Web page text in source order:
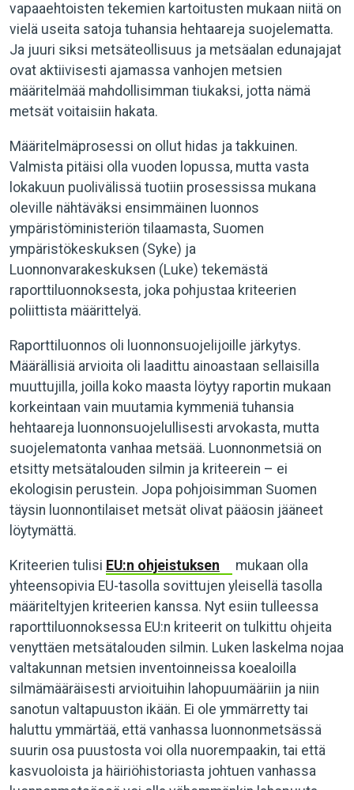
vapaaehtoisten tekemien kartoitusten mukaan niitä on
vielä useita satoja tuhansia hehtaareja suojelematta.
Ja juuri siksi metsäteollisuus ja metsäalan edunajajat
ovat aktiivisesti ajamassa vanhojen metsien
määritelmää mahdollisimman tiukaksi, jotta nämä
metsät voitaisiin hakata.
Määritelmäprosessi on ollut hidas ja takkuinen.
Valmista pitäisi olla vuoden lopussa, mutta vasta
lokakuun puolivälissä tuotiin prosessissa mukana
oleville nähtäväksi ensimmäinen luonnos
ympäristöministeriön tilaamasta, Suomen
ympäristökeskuksen (Syke) ja
Luonnonvarakeskuksen (Luke) tekemästä
raporttiluonnoksesta, joka pohjustaa kriteerien
poliittista määrittelyä.
Raporttiluonnos oli luonnonsuojelijoille järkytys.
Määrällisiä arvioita oli laadittu ainoastaan sellaisilla
muuttujilla, joilla koko maasta löytyy raportin mukaan
korkeintaan vain muutamia kymmeniä tuhansia
hehtaareja luonnonsuojelullisesti arvokasta, mutta
suojelematonta vanhaa metsää. Luonnonmetsiä on
etsitty metsätalouden silmin ja kriteerein – ei
ekologisin perustein. Jopa pohjoisimman Suomen
täysin luonnontilaiset metsät olivat pääosin jääneet
löytymättä.
Kriteerien tulisi EU:n ohjeistuksen
mukaan olla
yhteensopivia EU-tasolla sovittujen yleisellä tasolla
määriteltyjen kriteerien kanssa. Nyt esiin tulleessa
raporttiluonnoksessa EU:n kriteerit on tulkittu ohjeita
venyttäen metsätalouden silmin. Luken laskelma nojaa
valtakunnan metsien inventoinneissa koealoilla
silmämääräisesti arvioituihin lahopuumääriin ja niin
sanotun valtapuuston ikään. Ei ole ymmärretty tai
haluttu ymmärtää, että vanhassa luonnonmetsässä
suurin osa puustosta voi olla nuorempaakin, tai että
kasvuoloista ja häiriöhistoriasta johtuen vanhassa